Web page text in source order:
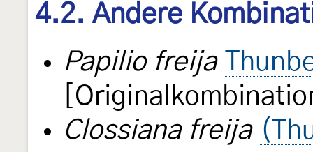
4.2. Andere
Papilio freija
Clossiana freija